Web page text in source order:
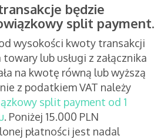
będzie
split payment.
wysokości kwoty transakcji
lub usługi z załącznika
na kwotę równą lub wyższą
z podatkiem VAT należy
split payment od 1
. Poniżej 15.000 PLN
płatności jest nadal